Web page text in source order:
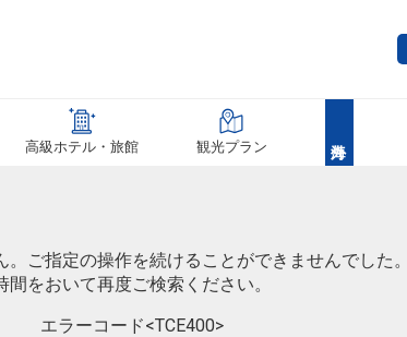
高級ホテル・旅館 観光プラン
。ご指定の操作を続けることができませんでした。
間をおいて再度ご検索ください。
エラーコード<TCE400>